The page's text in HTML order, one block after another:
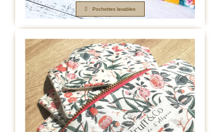
Pochettes lavables